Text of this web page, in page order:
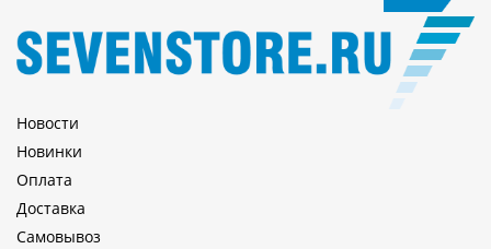
Новости
Новинки
Оплата
Доставка
Самовывоз